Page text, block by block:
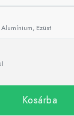
Ezüst
Kosárba